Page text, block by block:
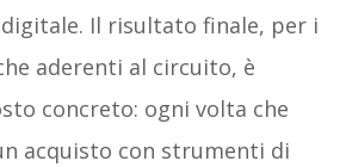
Il risultato finale, per i
aderenti al circuito, è
concreto: ogni volta che
acquisto con strumenti di